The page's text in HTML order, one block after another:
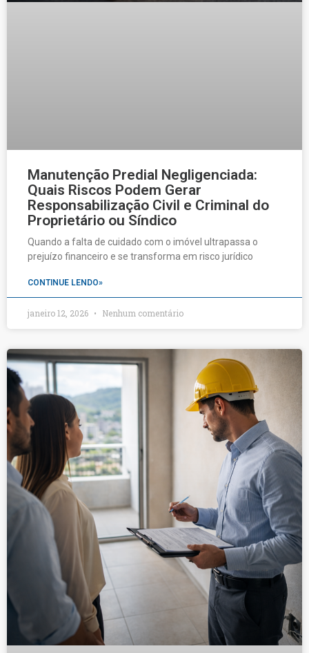
Manutenção Predial Negligenciada:
Quais Riscos Podem Gerar
Responsabilização Civil e Criminal do
Proprietário ou Síndico
Quando a falta de cuidado com o imóvel ultrapassa o
prejuízo financeiro e se transforma em risco jurídico
CONTINUE LENDO»
janeiro 12, 2026 Nenhum comentário